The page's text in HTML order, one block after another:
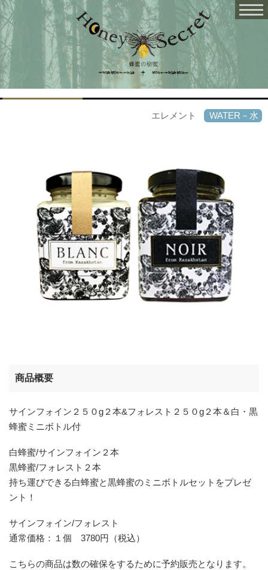
エレメント WATER－水
商品概要
サインフォイン２５０g２本&フォレスト２５０g２本＆白・黒
蜂蜜ミニボトル付
白蜂蜜/サインフォイン２本
黒蜂蜜/フォレスト２本
持ち運びできる白蜂蜜と黒蜂蜜のミニボトルセットをプレゼ
ント！
サインフォイン/フォレスト
通常価格：１個 3780円（税込）
こちらの商品は数の確保をするために予約販売となります。